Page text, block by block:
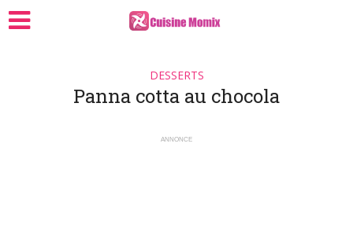
DESSERTS
Panna cotta au chocola
ANNONCE